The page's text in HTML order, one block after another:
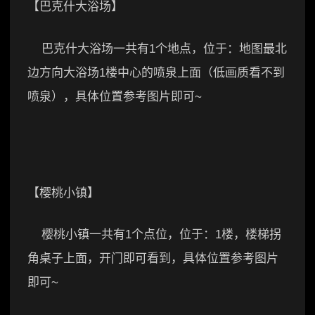
【巴克什大浴场】
巴克什大浴场一共有1个地点，位于：地图最北
边方向大浴场1楼中心的喷泉上面（低画质看不到
喷泉），具体位置参考图片即可~
【樱桃小镇】
樱桃小镇一共有1个点位，位于：1楼，楼梯拐
角桌子上面，开门即可看到，具体位置参考图片
即可~